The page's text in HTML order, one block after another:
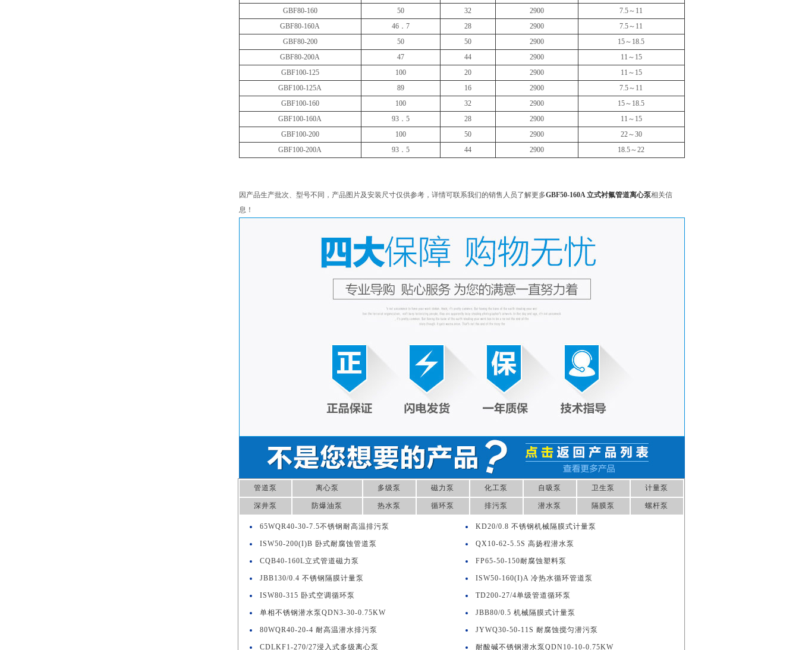
GBF80-160
50 32 2900
7.5～11
GBF80-160A
46．7 28 2900
7.5～11
GBF80-200
50 50 2900
15～18.5
GBF80-200A
47 44 2900
11～15
GBF100-125
100 20 2900
11～15
GBF100-125A
89 16 2900
7.5～11
GBF100-160
100 32 2900
15～18.5
GBF100-160A
93．5 28 2900
11～15
GBF100-200
100 50 2900
22～30
GBF100-200A
93．5 44 2900 18.5～22
因产品生产批次、型号不同，产品图片及安装尺寸仅供参考，详情可联系我们的销售人员了解更多GBF50-160A 立式衬氟管道离心泵相关信
息！
管道泵 离心泵 多级泵 磁力泵 化工泵 自吸泵 卫生泵 计量泵
深井泵 防爆油泵 热水泵 循环泵 排污泵 潜水泵 隔膜泵 螺杆泵
65WQR40-30-7.5不锈钢耐高温排污泵 KD20/0.8 不锈钢机械隔膜式计量泵
ISW50-200(I)B 卧式耐腐蚀管道泵 QX10-62-5.5S 高扬程潜水泵
CQB40-160L立式管道磁力泵 FP65-50-150耐腐蚀塑料泵
JBB130/0.4 不锈钢隔膜计量泵 ISW50-160(I)A 冷热水循环管道泵
ISW80-315 卧式空调循环泵 TD200-27/4单级管道循环泵
单相不锈钢潜水泵QDN3-30-0.75KW JBB80/0.5 机械隔膜式计量泵
80WQR40-20-4 耐高温潜水排污泵 JYWQ30-50-11S 耐腐蚀搅匀潜污泵
CDLKF1-270/27浸入式多级离心泵 耐酸碱不锈钢潜水泵QDN10-10-0.75KW